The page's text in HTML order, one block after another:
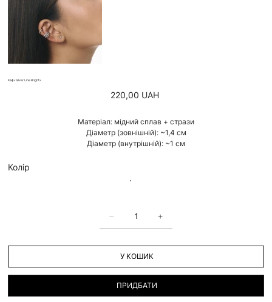
Каф «Silver Line Bright»
Ціна
220,00 UAH
Матеріал: мідний сплав + стрази
Діаметр (зовнішній): ~1,4 см
Діаметр (внутрішній): ~1 см
Колір
У КОШИК
ПРИДБАТИ